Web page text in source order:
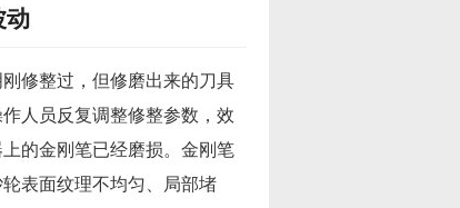
动
修整过，但修磨出来的刀具
人员反复调整修整参数，效
的金刚笔已经磨损。金刚笔
表面纹理不均匀、局部堵